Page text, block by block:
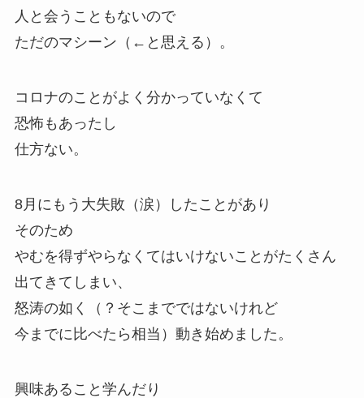
人と会うこともないので
ただのマシーン（←と思える）。
コロナのことがよく分かっていなくて
恐怖もあったし
仕方ない。
8月にもう大失敗（涙）したことがあり
そのため
やむを得ずやらなくてはいけないことがたくさん
出てきてしまい、
怒涛の如く（？そこまでではないけれど
今までに比べたら相当）動き始めました。
興味あること学んだり